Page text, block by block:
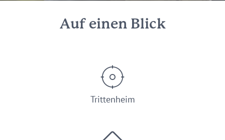
Auf einen Blick
Trittenheim